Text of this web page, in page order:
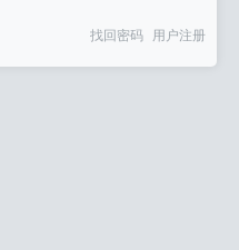
找回密码 用户注册